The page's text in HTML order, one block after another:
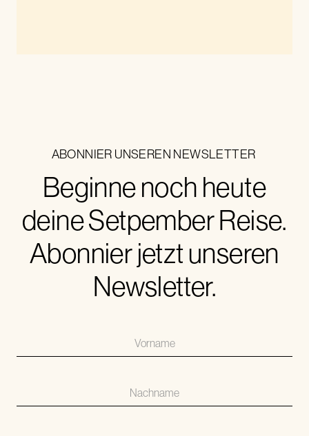
ABONNIER UNSEREN NEWSLETTER
Beginne noch heute
deine Setpember Reise.
Abonnier jetzt unseren
Newsletter.